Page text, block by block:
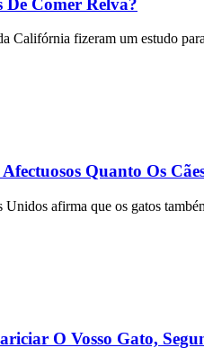
Califórnia fizeram um estudo
Quanto Os
afirma que os gatos
O Vosso Gato,